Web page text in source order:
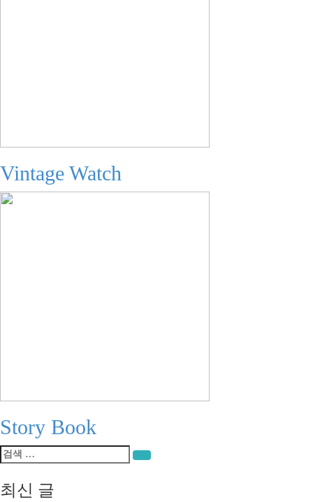
Vintage Watch
Story Book
검
색:
검색
최신 글